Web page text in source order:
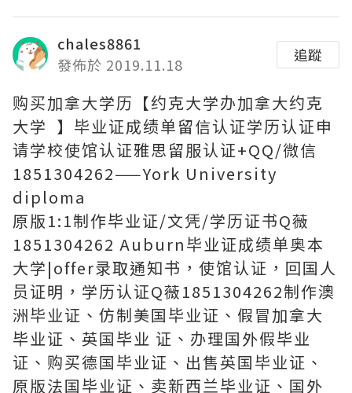
chales8861
發佈於 2019.11.18
追蹤
购买加拿大学历【约克大学办加拿大约克
大学 】毕业证成绩单留信认证学历认证申
请学校使馆认证雅思留服认证+QQ/微信
1851304262——York University
diploma
原版1:1制作毕业证/文凭/学历证书Q薇
1851304262 Auburn毕业证成绩单奥本
大学|offer录取通知书，使馆认证，回国人
员证明，学历认证Q薇1851304262制作澳
洲毕业证、仿制美国毕业证、假冒加拿大
毕业证、英国毕业 证、办理国外假毕业
证、购买德国毕业证、出售英国毕业证、
原版法国毕业证、卖新西兰毕业证、国外